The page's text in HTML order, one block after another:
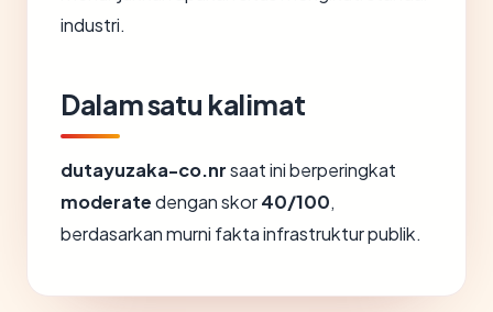
industri.
Dalam satu kalimat
dutayuzaka-co.nrsaat ini berperingkat
moderatedengan skor40/100,
berdasarkan murni fakta infrastruktur publik.